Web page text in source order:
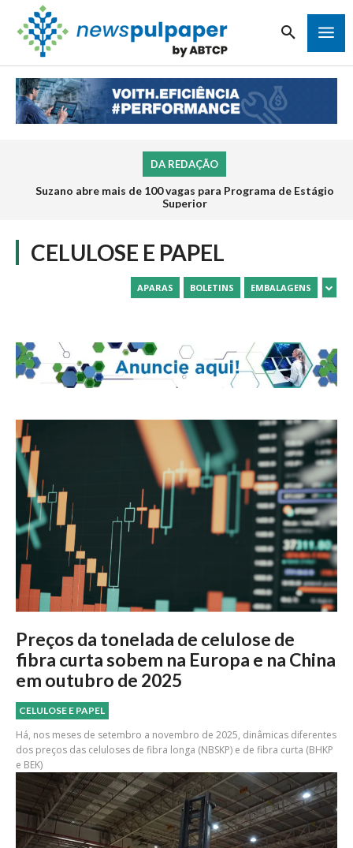
DA REDAÇÃO
Suzano abre mais de 100 vagas para Programa de Estágio
Superior
Inscrições para o Programa de Estágio 2026 da Veracel
abrem na próxima semana
CELULOSE E PAPEL
APARAS BOLETINS EMBALAGENS
Preços da tonelada de celulose de
fibra curta sobem na Europa e na China
em outubro de 2025
CELULOSE E PAPEL
Há, nos meses de setembro a novembro de 2025, dinâmicas diferentes
dos preços das celuloses de fibra longa (NBSKP) e de fibra curta (BHKP
e BEK)